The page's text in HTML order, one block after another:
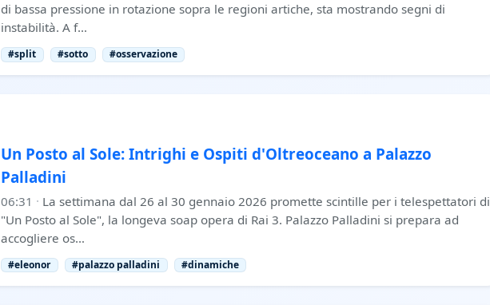
di bassa pressione in rotazione sopra le regioni artiche, sta mostrando segni di
instabilità. A f…
#split #sotto #osservazione
Un Posto al Sole: Intrighi e Ospiti d'Oltreoceano a Palazzo
Palladini
06:31 · La settimana dal 26 al 30 gennaio 2026 promette scintille per i telespettatori di
"Un Posto al Sole", la longeva soap opera di Rai 3. Palazzo Palladini si prepara ad
accogliere os…
#eleonor #palazzo palladini #dinamiche